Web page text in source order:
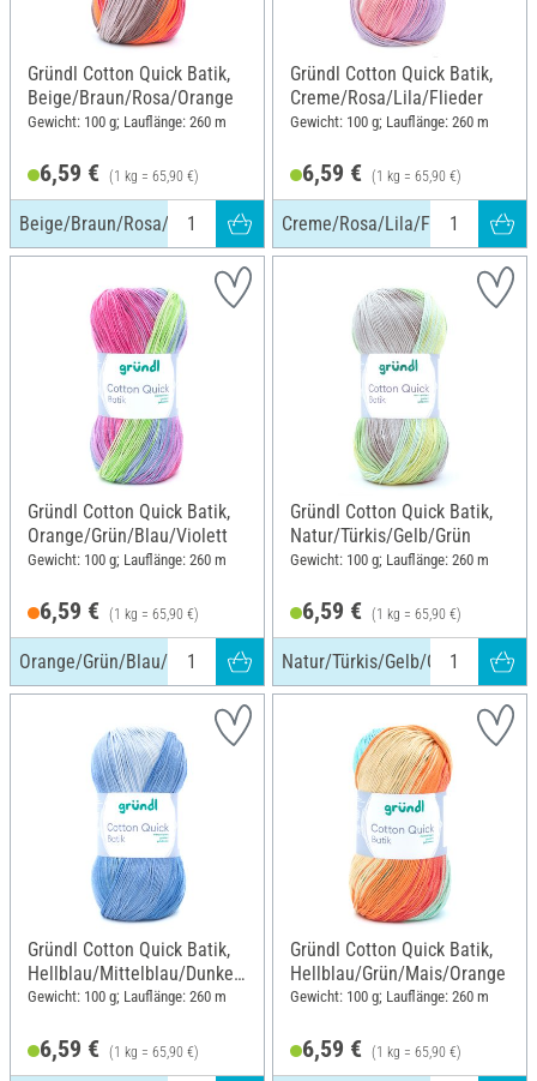
Gründl Cotton Quick Batik,
Beige/Braun/Rosa/Orange
Gewicht: 100 g; Lauflänge: 260 m
6,59 € (1 kg = 65,90 €)
Beige/Braun/Rosa/Orange
Gründl Cotton Quick Batik,
Creme/Rosa/Lila/Flieder
Gewicht: 100 g; Lauflänge: 260 m
6,59 € (1 kg = 65,90 €)
Creme/Rosa/Lila/Flieder
Gründl Cotton Quick Batik,
Orange/Grün/Blau/Violett
Gewicht: 100 g; Lauflänge: 260 m
6,59 € (1 kg = 65,90 €)
Orange/Grün/Blau/Violett
Gründl Cotton Quick Batik,
Natur/Türkis/Gelb/Grün
Gewicht: 100 g; Lauflänge: 260 m
6,59 € (1 kg = 65,90 €)
Natur/Türkis/Gelb/Grün
Gründl Cotton Quick Batik,
Hellblau/Mittelblau/Dunkel
blau
Gewicht: 100 g; Lauflänge: 260 m
6,59 € (1 kg = 65,90 €)
Gründl Cotton Quick Batik,
Hellblau/Grün/Mais/Orange
Gewicht: 100 g; Lauflänge: 260 m
6,59 € (1 kg = 65,90 €)